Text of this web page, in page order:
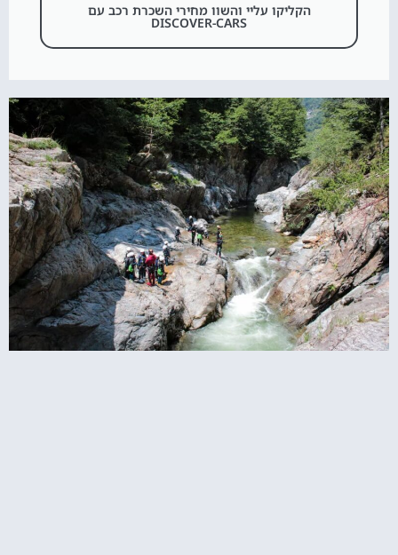
הקליקו עליי והשוו מחירי השכרת רכב עם
DISCOVER-CARS